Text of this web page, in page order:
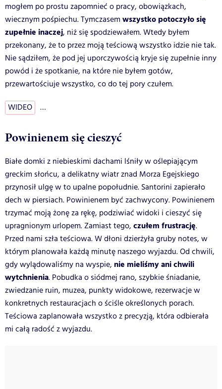
mogłem po prostu zapomnieć o pracy, obowiązkach,
wiecznym pośpiechu. Tymczasem wszystko potoczyło się
zupełnie inaczej, niż się spodziewałem. Wtedy byłem
przekonany, że to przez moją teściową wszystko idzie nie tak.
Nie sądziłem, że pod jej uporczywością kryje się zupełnie inny
powód i że spotkanie, na które nie byłem gotów,
przewartościuje wszystko, co do tej pory czułem.
WIDEO …
Powinienem się cieszyć
Białe domki z niebieskimi dachami lśniły w oślepiającym
greckim słońcu, a delikatny wiatr znad Morza Egejskiego
przynosił ulgę w to upalne popołudnie. Santorini zapierało
dech w piersiach. Powinienem być zachwycony. Powinienem
trzymać moją żonę za rękę, podziwiać widoki i cieszyć się
upragnionym urlopem. Zamiast tego, czułem frustrację.
Przed nami szła teściowa. W dłoni dzierżyła gruby notes, w
którym planowała każdą minutę naszego wyjazdu. Od chwili,
gdy wylądowaliśmy na wyspie, nie mieliśmy ani chwili
wytchnienia. Pobudka o siódmej rano, szybkie śniadanie,
zwiedzanie ruin, muzea, punkty widokowe, rezerwacje w
konkretnych restauracjach o ściśle określonych porach.
Teściowa zaplanowała wszystko z precyzją, która odbierała
mi całą radość z wyjazdu.